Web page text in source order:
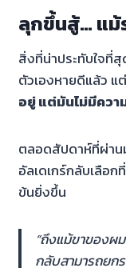
ลุกขึ้นสู้… แม้
สิ่งที่น่าประทับใจที่
ตัวเองหายดีแล้ว แ
อยู่ แต่มันไม่มีควา
ตลอดสัปดาห์ที่ผ่าน
อัลเดเกร์กลับเลือ
ข้นยิ่งขึ้น
“ถึงแม้ขาของผ
กลับสามารถยก